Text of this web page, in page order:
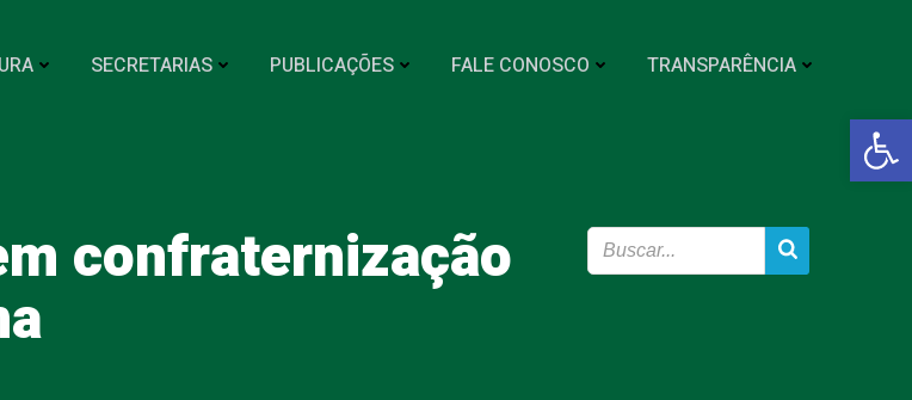
Abrir
SECRETARIAS PUBLICAÇÕES FALE CONOSCO TRANSPARÊNCIA
confraternização